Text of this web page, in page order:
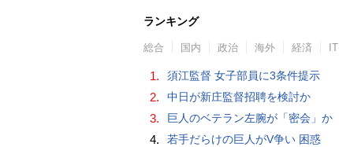
ランキング
総合 国内 政治 海外 経済 IT
1. 須江監督 女子部員に3条件提示
2. 中日が新庄監督招聘を検討か
3. 巨人のベテラン左腕が「密会」か
4. 若手だらけの巨人がV争い 困惑